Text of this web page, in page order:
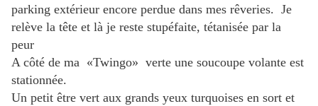
parking extérieur encore perdue dans mes rêveries. Je
relève la tête et là je reste stupéfaite, tétanisée par la
peur
A côté de ma «Twingo» verte une soucoupe volante est
stationnée.
Un petit être vert aux grands yeux turquoises en sort et